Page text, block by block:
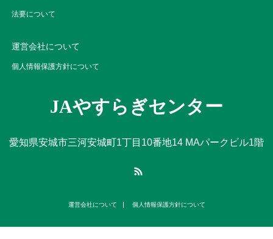
法要について
運営会社について
個人情報保護方針について
JAやすらぎセンター
愛知県安城市三河安城町1丁目10番地14 MAパークビル1階
運営会社について 個人情報保護方針について